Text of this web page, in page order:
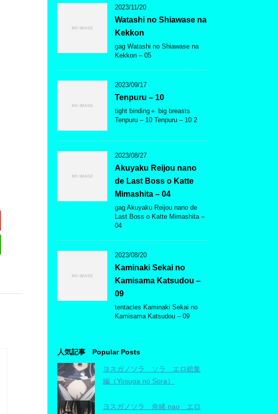
2023/11/20
Watashi no Shiawase na
Kekkon
gag Watashi no Shiawase na
Kekkon – 05
2023/09/17
Tenpuru – 10
tight binding＋ big breasts
Tenpuru – 10 Tenpuru – 10 2
2023/08/27
Akuyaku Reijou nano
de Last Boss o Katte
Mimashita – 04
gag Akuyaku Reijou nano de
Last Boss o Katte Mimashita –
04
2023/08/20
Kaminaki Sekai no
Kamisama Katsudou –
09
tentacles Kaminaki Sekai no
Kamisama Katsudou – 09
人気記事 Popular Posts
ヨスガノソラ ソラ エロ総集
編（Yosuga no Sora）
ヨスガノソラ 奈緒 nao エロ